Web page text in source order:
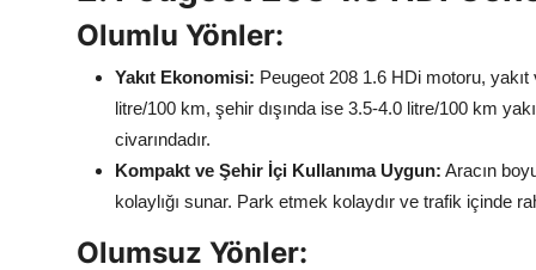
Olumlu Yönler:
Yakıt Ekonomisi: Peugeot 208 1.6 HDi motoru,
litre/100 km, şehir dışında ise 3.5-4.0 litre/100 km
civarındadır.
Kompakt ve Şehir İçi Kullanıma Uygun: Aracın
kolaylığı sunar. Park etmek kolaydır ve trafik içinde
Olumsuz Yönler: